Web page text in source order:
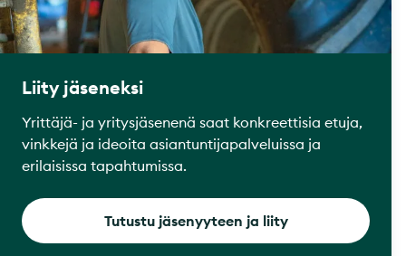
Liity jäseneksi
Yrittäjä- ja yritysjäsenenä saat konkreettisia etuja,
vinkkejä ja ideoita asiantuntijapalveluissa ja
erilaisissa tapahtumissa.
Tutustu jäsenyyteen ja liity